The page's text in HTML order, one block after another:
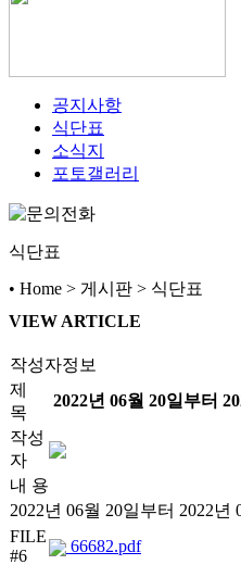
공지사항
식단표
소식지
포토갤러리
식단표
• Home > 게시판 > 식단표
VIEW ARTICLE
작성자정보
제
목
2022년 06월 20일부터
작성
자
내 용
2022년 06월 20일부터 2022
FILE
#6
66682.pdf